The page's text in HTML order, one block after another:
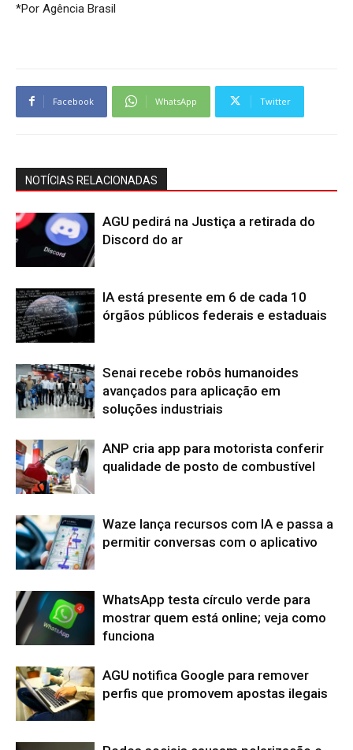
*Por Agência Brasil
Facebook WhatsApp Twitter
NOTÍCIAS RELACIONADAS
AGU pedirá na Justiça a retirada do
Discord do ar
IA está presente em 6 de cada 10
órgãos públicos federais e estaduais
Senai recebe robôs humanoides
avançados para aplicação em
soluções industriais
ANP cria app para motorista conferir
qualidade de posto de combustível
Waze lança recursos com IA e passa a
permitir conversas com o aplicativo
WhatsApp testa círculo verde para
mostrar quem está online; veja como
funciona
AGU notifica Google para remover
perfis que promovem apostas ilegais